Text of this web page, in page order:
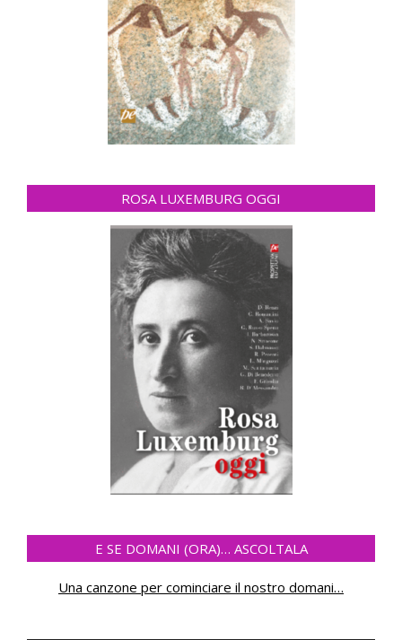
ROSA LUXEMBURG OGGI
E SE DOMANI (ORA)… ASCOLTALA
Una canzone per cominciare il nostro domani…